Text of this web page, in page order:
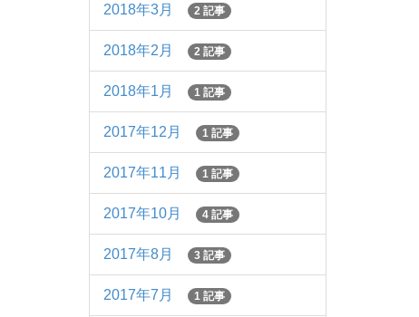
2018年3月 2 記事
2018年2月 2 記事
2018年1月 1 記事
2017年12月 1 記事
2017年11月 1 記事
2017年10月 4 記事
2017年8月 3 記事
2017年7月 1 記事